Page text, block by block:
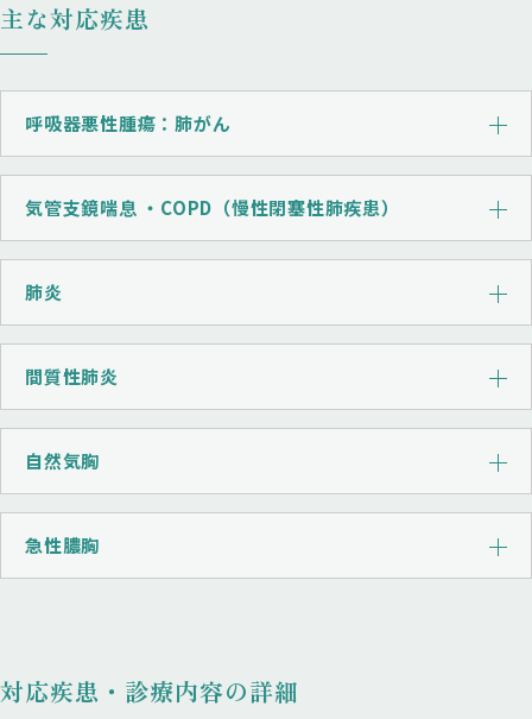
主な対応疾患
呼吸器悪性腫瘍：肺がん
気管支鏡喘息 ・COPD（慢性閉塞性肺疾患）
肺炎
間質性肺炎
自然気胸
急性膿胸
対応疾患・診療内容の詳細